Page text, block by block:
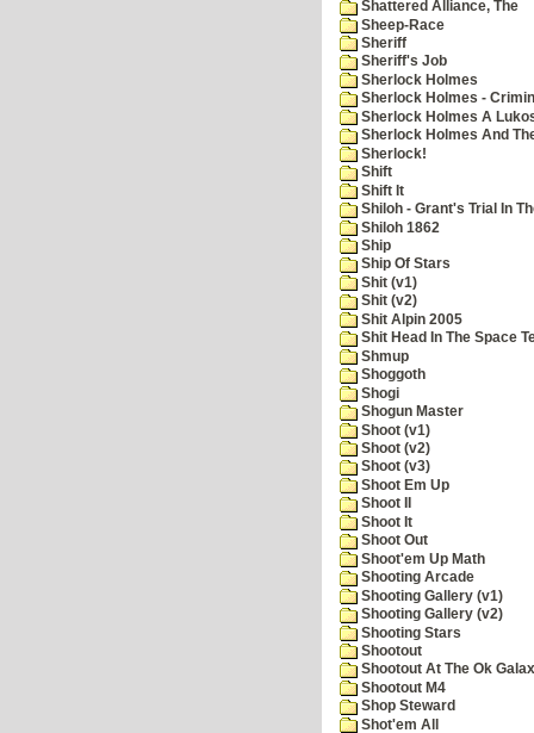
Shattered Alliance, The
Sheep-Race
Sheriff
Sheriff's Job
Sherlock Holmes
Sherlock Holmes -
Sherlock Holmes A
Sherlock Holmes And
Sherlock!
Shift
Shift It
Shiloh - Grant's Trial In
Shiloh 1862
Ship
Ship Of Stars
Shit (v1)
Shit (v2)
Shit Alpin 2005
Shit Head In The Space
Shmup
Shoggoth
Shogi
Shogun Master
Shoot (v1)
Shoot (v2)
Shoot (v3)
Shoot Em Up
Shoot II
Shoot It
Shoot Out
Shoot'em Up Math
Shooting Arcade
Shooting Gallery (v1)
Shooting Gallery (v2)
Shooting Stars
Shootout
Shootout At The Ok
Shootout M4
Shop Steward
Shot'em All